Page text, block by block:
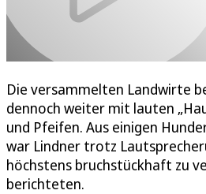
Die versammelten Landwirte
dennoch weiter mit lauten
und Pfeifen. Aus einigen
war Lindner trotz
höchstens bruchstückhaft zu
berichteten.